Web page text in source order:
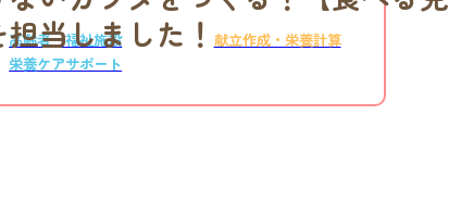
高齢者・福祉施設
栄養ケアサポート
献立作成・栄養計算
当しました！